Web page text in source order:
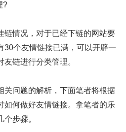
?
情况，对于已经下链的网站要
30个友情链接已满，可以开辟一
链进行分类管理。
问题的解析，下面笔者将根据
如何做好友情链接。拿笔者的乐
步骤。